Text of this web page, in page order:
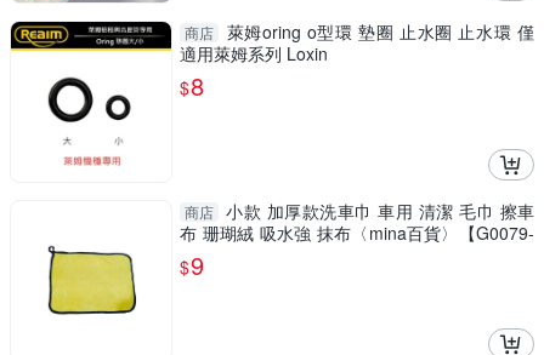
商店
萊姆oring o型環 墊圈 止水圈 止水環 僅
適用萊姆系列 Loxin
$8
商店 小款 加厚款洗車巾 車用 清潔 毛巾 擦車
布 珊瑚絨 吸水強 抹布〈mina百貨〉【G0079-
F】
$9